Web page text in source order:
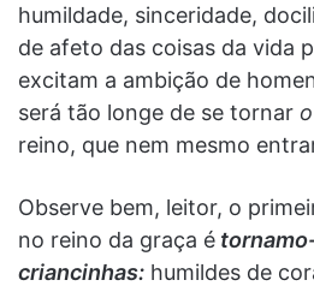
humildade, sinceridade,
de afeto das coisas da vida
excitam a ambição de
será tão longe de se tornar
reino, que nem mesmo
Observe bem, leitor, o
no reino da graça é
criancinhas: humildes de